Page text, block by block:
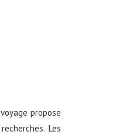
propose
Les